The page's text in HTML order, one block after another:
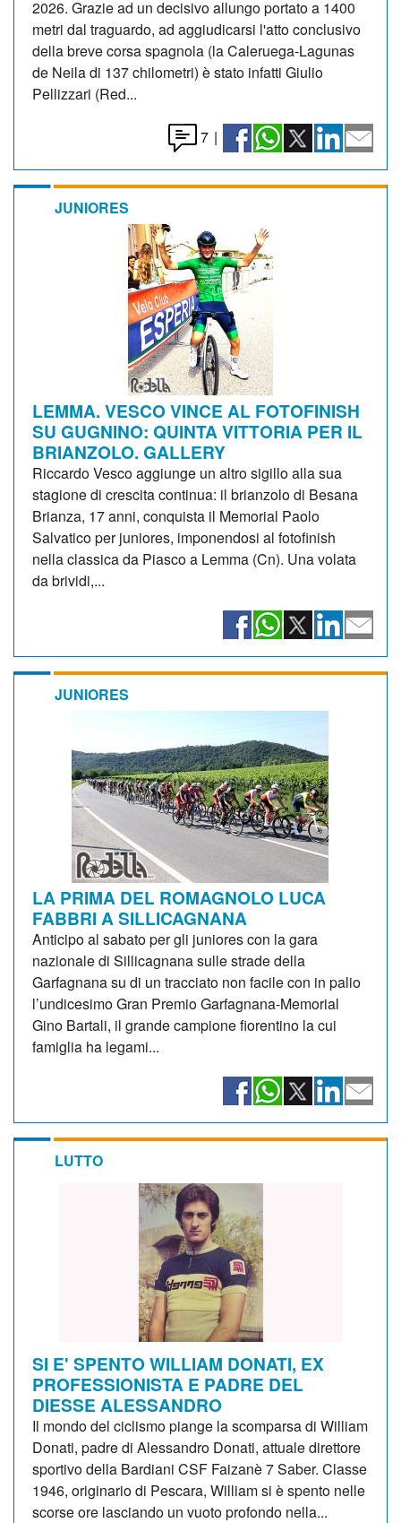
2026. Grazie ad un decisivo allungo portato a 1400
metri dal traguardo, ad aggiudicarsi l'atto conclusivo
della breve corsa spagnola (la Caleruega-Lagunas
de Neila di 137 chilometri) è stato infatti Giulio
Pellizzari (Red...
7 |
JUNIORES
LEMMA. VESCO VINCE AL FOTOFINISH
SU GUGNINO: QUINTA VITTORIA PER IL
BRIANZOLO. GALLERY
Riccardo Vesco aggiunge un altro sigillo alla sua
stagione di crescita continua: il brianzolo di Besana
Brianza, 17 anni, conquista il Memorial Paolo
Salvatico per juniores, imponendosi al fotofinish
nella classica da Piasco a Lemma (Cn). Una volata
da brividi,...
JUNIORES
LA PRIMA DEL ROMAGNOLO LUCA
FABBRI A SILLICAGNANA
Anticipo al sabato per gli juniores con la gara
nazionale di Sillicagnana sulle strade della
Garfagnana su di un tracciato non facile con in palio
l’undicesimo Gran Premio Garfagnana-Memorial
Gino Bartali, il grande campione fiorentino la cui
famiglia ha legami...
LUTTO
SI E' SPENTO WILLIAM DONATI, EX
PROFESSIONISTA E PADRE DEL
DIESSE ALESSANDRO
Il mondo del ciclismo piange la scomparsa di William
Donati, padre di Alessandro Donati, attuale direttore
sportivo della Bardiani CSF Faizanè 7 Saber. Classe
1946, originario di Pescara, William si è spento nelle
scorse ore lasciando un vuoto profondo nella...